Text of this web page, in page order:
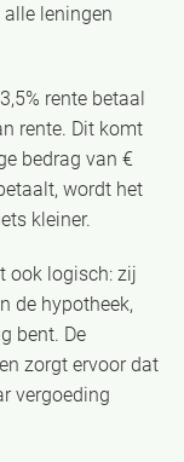
leningen
rente betaal
rente. Dit komt
bedrag van €
wordt het
kleiner.
ook logisch: zij
de hypotheek,
bent. De
zorgt ervoor dat
vergoeding